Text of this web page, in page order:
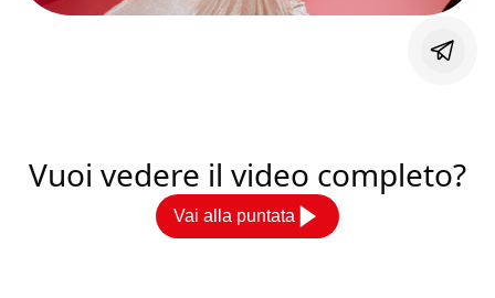
Vuoi vedere il video completo?
Vai alla puntata